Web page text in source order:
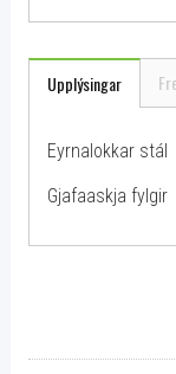
Upplýsingar
Eyrnalokkar stál
Gjafaaskja fylgir